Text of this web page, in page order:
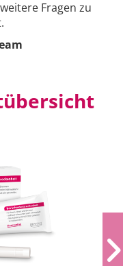
Fragen zu